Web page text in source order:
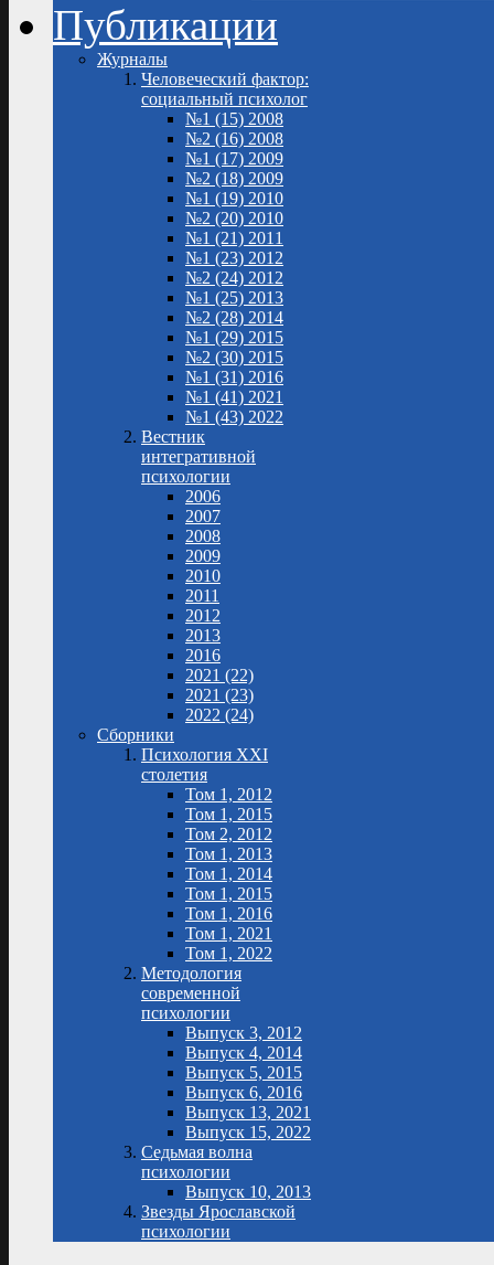
Публикации
Журналы
Человеческий фактор:
социальный психолог
№1 (15) 2008
№2 (16) 2008
№1 (17) 2009
№2 (18) 2009
№1 (19) 2010
№2 (20) 2010
№1 (21) 2011
№1 (23) 2012
№2 (24) 2012
№1 (25) 2013
№2 (28) 2014
№1 (29) 2015
№2 (30) 2015
№1 (31) 2016
№1 (41) 2021
№1 (43) 2022
Вестник
интегративной
психологии
2006
2007
2008
2009
2010
2011
2012
2013
2016
2021 (22)
2021 (23)
2022 (24)
Сборники
Психология XXI
столетия
Том 1, 2012
Том 1, 2015
Том 2, 2012
Том 1, 2013
Том 1, 2014
Том 1, 2015
Том 1, 2016
Том 1, 2021
Том 1, 2022
Методология
современной
психологии
Выпуск 3, 2012
Выпуск 4, 2014
Выпуск 5, 2015
Выпуск 6, 2016
Выпуск 13, 2021
Выпуск 15, 2022
Седьмая волна
психологии
Выпуск 10, 2013
Звезды Ярославской
психологии